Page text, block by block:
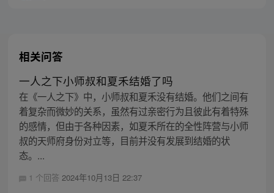
相关问答
一人之下小师叔和夏禾结婚了吗
在《一人之下》中，小师叔和夏禾没有结婚。他们之间有
着复杂而微妙的关系，虽然有过亲密行为且彼此有着特殊
的感情，但由于各种因素，如夏禾所在的全性阵营与小师
叔的天师府身份对立等，目前并没有发展到结婚的状
态。...
1 个回答 2024年10月13日 22:37